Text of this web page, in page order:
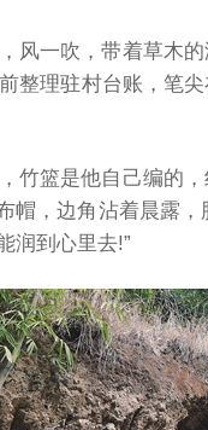
风一吹，带着草木
整理驻村台账，笔
竹篮是他自己编的
，边角沾着晨露
润到心里去!”